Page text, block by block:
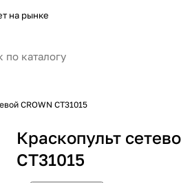
на рынке
CROWN СТ31015
Краскопульт
СТ31015